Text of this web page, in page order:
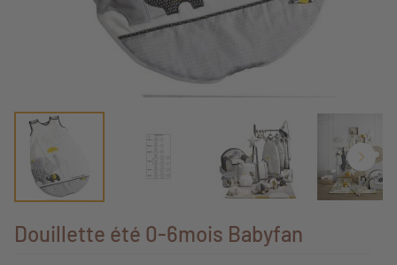
Douillette été 0-6mois Babyfan